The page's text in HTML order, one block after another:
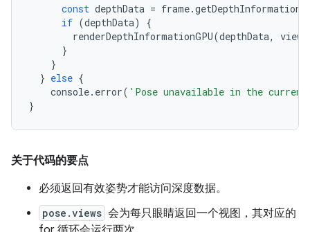
const depthData = frame.getDepthInformation
if (depthData)
{
renderDepthInformationGPU(depthData, view
}
}
} else {
console. error( 'Pose unavailable in the
}
关于代码的要点
必须返回有效姿势才能访问深度数据。
pose.views 会为每只眼睛返回一个视图，其对应的